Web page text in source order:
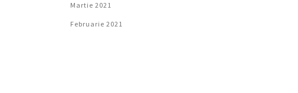
Martie 2021
Februarie 2021